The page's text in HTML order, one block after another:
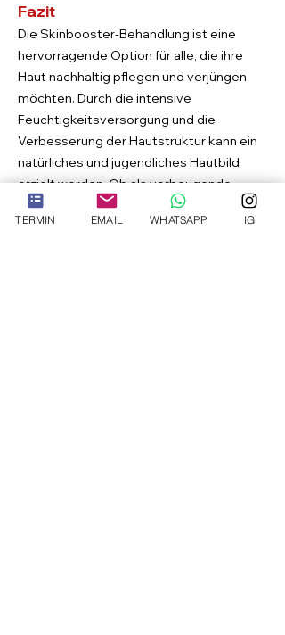
Fazit
Die Skinbooster-Behandlung ist eine
hervorragende Option für alle, die ihre
Haut nachhaltig pflegen und verjüngen
möchten. Durch die intensive
Feuchtigkeitsversorgung und die
Verbesserung der Hautstruktur kann ein
natürliches und jugendliches Hautbild
erzielt werden. Ob als vorbeugende
Maßnahme gegen Hautalterung oder als
gezielte Behandlung zur Hautverjüngung –
TERMIN EMAIL WHATSAPP IG